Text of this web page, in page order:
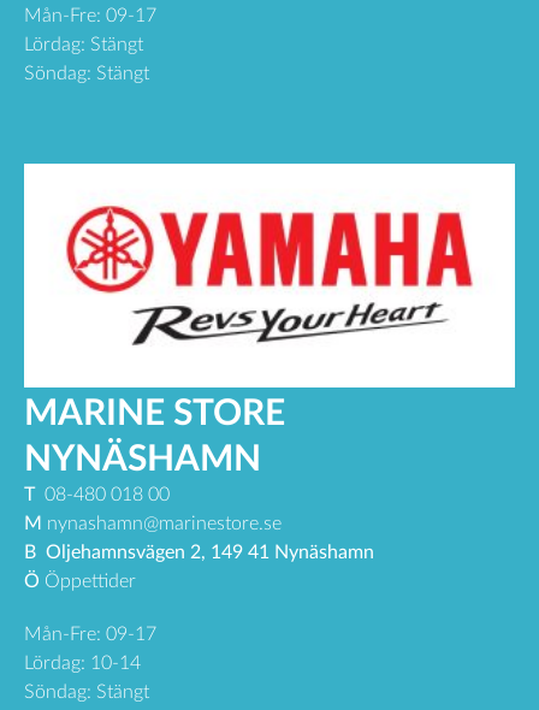
Mån-Fre: 09-17
Lördag: Stängt
Söndag: Stängt
MARINE STORE
NYNÄSHAMN
T08-480 018 00
M nynashamn@marinestore.se
B Oljehamnsvägen 2, 149 41 Nynäshamn
Ö Öppettider
Mån-Fre: 09-17
Lördag: 10-14
Söndag: Stängt